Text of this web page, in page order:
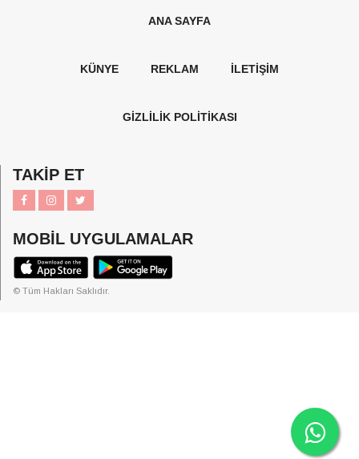
ANA SAYFA
KÜNYE REKLAM İLETİŞİM
GİZLİLİK POLİTİKASI
TAKİP ET
MOBİL UYGULAMALAR
© Tüm Hakları Saklıdır.